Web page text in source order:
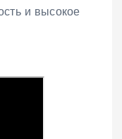
и высокое